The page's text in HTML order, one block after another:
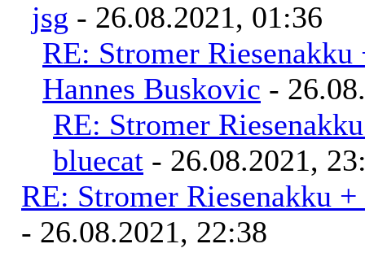
jsg - 26.08.2021, 01:36
RE: Stromer
Hannes Buskovic -
RE: Stromer
bluecat - 26.08.2021,
RE: Stromer Riesenakku
- 26.08.2021, 22:38